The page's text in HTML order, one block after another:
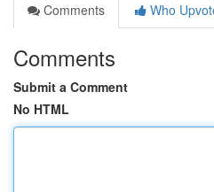
Comments
Who
Comments
Submit a Comment
No HTML